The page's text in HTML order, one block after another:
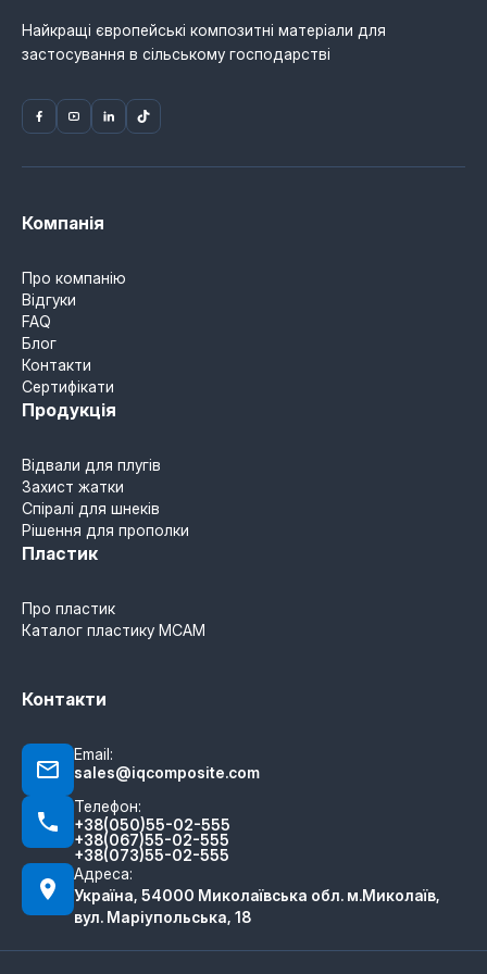
Найкращі європейські композитні матеріали для
застосування в сільському господарстві
Компанія
Про компанію
Відгуки
FAQ
Блог
Контакти
Сертифікати
Продукція
Відвали для плугів
Захист жатки
Спіралі для шнеків
Рішення для прополки
Пластик
Про пластик
Каталог пластику MCAM
Контакти
Email:
sales@iqcomposite.com
Телефон:
+38(050)55-02-555
+38(067)55-02-555
+38(073)55-02-555
Адреса:
Україна, 54000 Миколаївська обл. м.Миколаїв,
вул. Маріупольська, 18